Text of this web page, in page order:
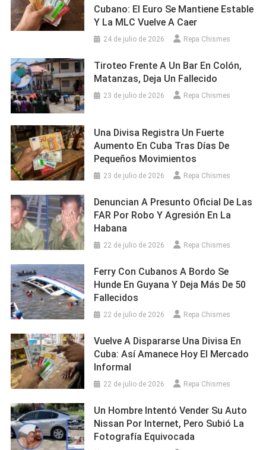
Cubano: El Euro Se Mantiene Estable
Y La MLC Vuelve A Caer
24 de julio de 2026 Repa Chismes
Tiroteo Frente A Un Bar En Colón,
Matanzas, Deja Un Fallecido
23 de julio de 2026 Repa Chismes
Una Divisa Registra Un Fuerte
Aumento En Cuba Tras Días De
Pequeños Movimientos
23 de julio de 2026 Repa Chismes
Denuncian A Presunto Oficial De Las
FAR Por Robo Y Agresión En La
Habana
22 de julio de 2026 Repa Chismes
Ferry Con Cubanos A Bordo Se
Hunde En Guyana Y Deja Más De 50
Fallecidos
22 de julio de 2026 Repa Chismes
Vuelve A Dispararse Una Divisa En
Cuba: Así Amanece Hoy El Mercado
Informal
22 de julio de 2026 Repa Chismes
Un Hombre Intentó Vender Su Auto
Nissan Por Internet, Pero Subió La
Fotografía Equivocada